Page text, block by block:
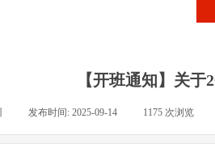
【开班通知】关
发布时间: 2025-09-14 1175 次浏览